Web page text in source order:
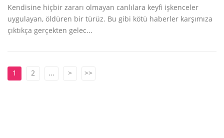
Kendisine hiçbir zararı olmayan canlılara keyfi işkenceler
uygulayan, öldüren bir türüz. Bu gibi kötü haberler karşımıza
çıktıkça gerçekten gelec...
1 2 ... > >>